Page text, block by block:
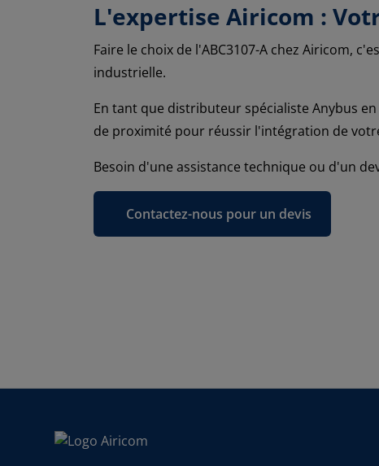
L'expertise Airicom :
Faire le choix de l'ABC3107-A chez Airicom,
industrielle.
En tant que distributeur spécialiste Anybus
de proximité pour réussir l'intégration de
Besoin d'une assistance technique ou d'un
Contactez-nous pour un devis